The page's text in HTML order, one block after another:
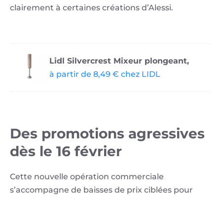
clairement à certaines créations d’Alessi.
Lidl Silvercrest Mixeur plongeant,
à partir de 8,49 € chez LIDL
Des promotions agressives
dès le 16 février
Cette nouvelle opération commerciale
s’accompagne de baisses de prix ciblées pour